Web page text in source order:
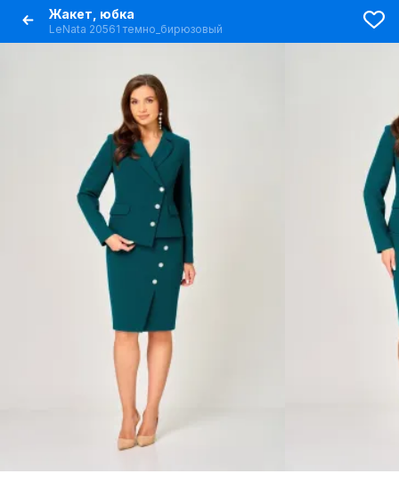
Жакет, юбка
LeNata 20561 темно_бирюзовый